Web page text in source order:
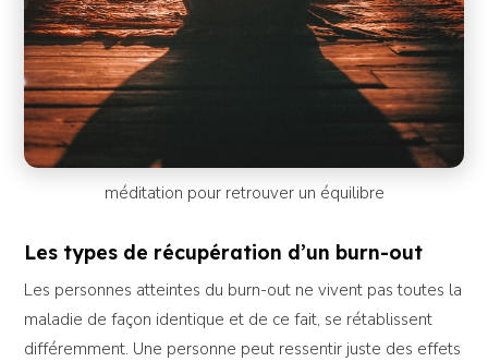
méditation pour retrouver un équilibre
Les types de récupération d’un burn-out
Les personnes atteintes du burn-out ne vivent pas toutes la
maladie de façon identique et de ce fait, se rétablissent
différemment. Une personne peut ressentir juste des effets